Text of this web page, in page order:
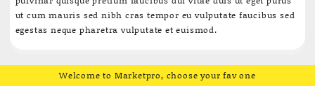
ut cum mauris sed nibh cras tempor eu vulputate faucibus sed
egestas neque pharetra vulputate et euismod.
Welcome to Marketpro, choose your fav one